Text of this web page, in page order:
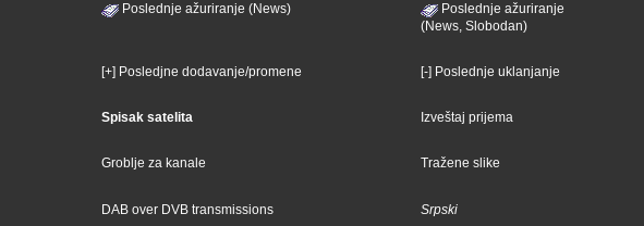
Poslednje ažuriranje (News)
Poslednje ažuriranje
(News, Slobodan)
[+] Posledjne dodavanje/promene [-] Poslednje uklanjanje
Spisak satelita Izveštaj prijema
Groblje za kanale Tražene slike
DAB over DVB transmissions Srpski